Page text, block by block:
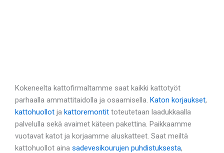
Kokeneelta kattofirmaltamme saat kaikki kattotyöt
parhaalla ammattitaidolla ja osaamisella. Katon korjaukset,
kattohuollot ja kattoremontit toteutetaan laadukkaalla
palvelulla sekä avaimet käteen pakettina. Paikkaamme
vuotavat katot ja korjaamme aluskatteet. Saat meiltä
kattohuollot aina sadevesikourujen puhdistuksesta,